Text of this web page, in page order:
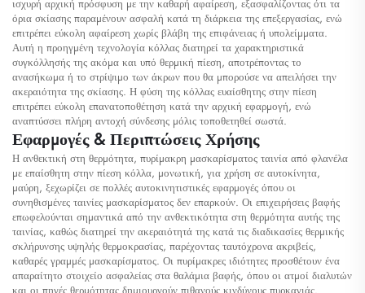
ισχυρή αρχική πρόσφυση με την καθαρή αφαίρεση, εξασφαλίζοντας ότι τα
όρια σκίασης παραμένουν ασφαλή κατά τη διάρκεια της επεξεργασίας, ενώ
επιτρέπει εύκολη αφαίρεση χωρίς βλάβη της επιφάνειας ή υπολείμματα.
Αυτή η προηγμένη τεχνολογία κόλλας διατηρεί τα χαρακτηριστικά
συγκόλλησής της ακόμα και υπό θερμική πίεση, αποτρέποντας το
ανασήκωμα ή το στρίψιμο των άκρων που θα μπορούσε να απειλήσει την
ακεραιότητα της σκίασης. Η φύση της κόλλας ευαίσθητης στην πίεση
επιτρέπει εύκολη επανατοποθέτηση κατά την αρχική εφαρμογή, ενώ
αναπτύσσει πλήρη αντοχή σύνδεσης μόλις τοποθετηθεί σωστά.
Εφαρμογές & Περιπτώσεις Χρήσης
Η ανθεκτική στη θερμότητα, πυρίμακρη μασκαρίσματος ταινία από φλανέλα
με επαίσθητη στην πίεση κόλλα, μονωτική, για χρήση σε αυτοκίνητα,
μαύρη, ξεχωρίζει σε πολλές αυτοκινητιστικές εφαρμογές όπου οι
συνηθισμένες ταινίες μασκαρίσματος δεν επαρκούν. Οι επιχειρήσεις βαφής
επωφελούνται σημαντικά από την ανθεκτικότητα στη θερμότητα αυτής της
ταινίας, καθώς διατηρεί την ακεραιότητά της κατά τις διαδικασίες θερμικής
σκλήρυνσης υψηλής θερμοκρασίας, παρέχοντας ταυτόχρονα ακριβείς,
καθαρές γραμμές μασκαρίσματος. Οι πυρίμακρες ιδιότητες προσθέτουν ένα
απαραίτητο στοιχείο ασφαλείας στα θαλάμια βαφής, όπου οι ατμοί διαλυτών